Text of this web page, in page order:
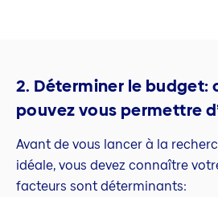
2. Déterminer le budget:
pouvez vous permettre
Avant de vous lancer à la
idéale, vous devez connaître
facteurs sont déterminants: